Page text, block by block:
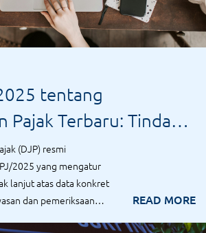
tentang
Pajak Terbaru: Tindak
(DJP) resmi
2025 yang mengatur
lanjut atas data konkret
dan pemeriksaan
READ MORE